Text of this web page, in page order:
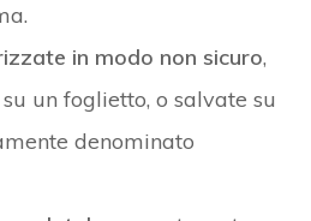
in modo non sicuro,
un foglietto, o salvate su
denominato